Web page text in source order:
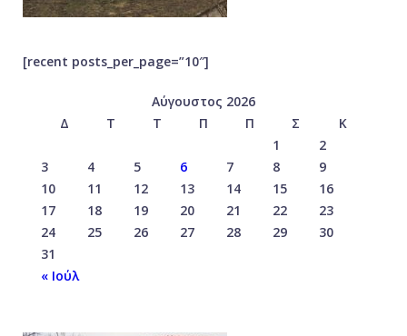
[recent posts_per_page=”10″]
Αύγουστος 2026
Δ
Τ Τ Π Π Σ
Κ
1
2
3
4 5 6 7 8
9
10
11 12 13 14 15
16
17
18 19 20 21 22
23
24
25 26 27 28 29
30
31
« Ιούλ